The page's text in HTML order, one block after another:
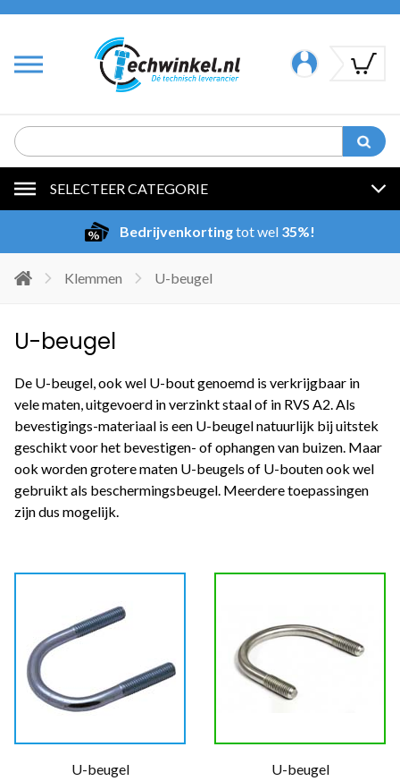
SELECTEER CATEGORIE
Bedrijvenkortingtot wel 35%!
Klemmen U-beugel
U-beugel
De U-beugel, ook wel U-bout genoemd is verkrijgbaar in
vele maten, uitgevoerd in verzinkt staal of in RVS A2. Als
bevestigings-materiaal is een U-beugel natuurlijk bij uitstek
geschikt voor het bevestigen- of ophangen van buizen. Maar
ook worden grotere maten U-beugels of U-bouten ook wel
gebruikt als beschermingsbeugel. Meerdere toepassingen
zijn dus mogelijk.
U-beugel U-beugel